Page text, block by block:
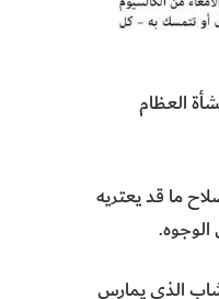
العظام
ما قد يعتريه
الذي يمارس